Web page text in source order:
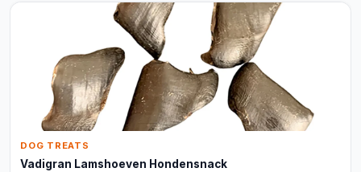
DOG TREATS
Vadigran Lamshoeven Hondensnack